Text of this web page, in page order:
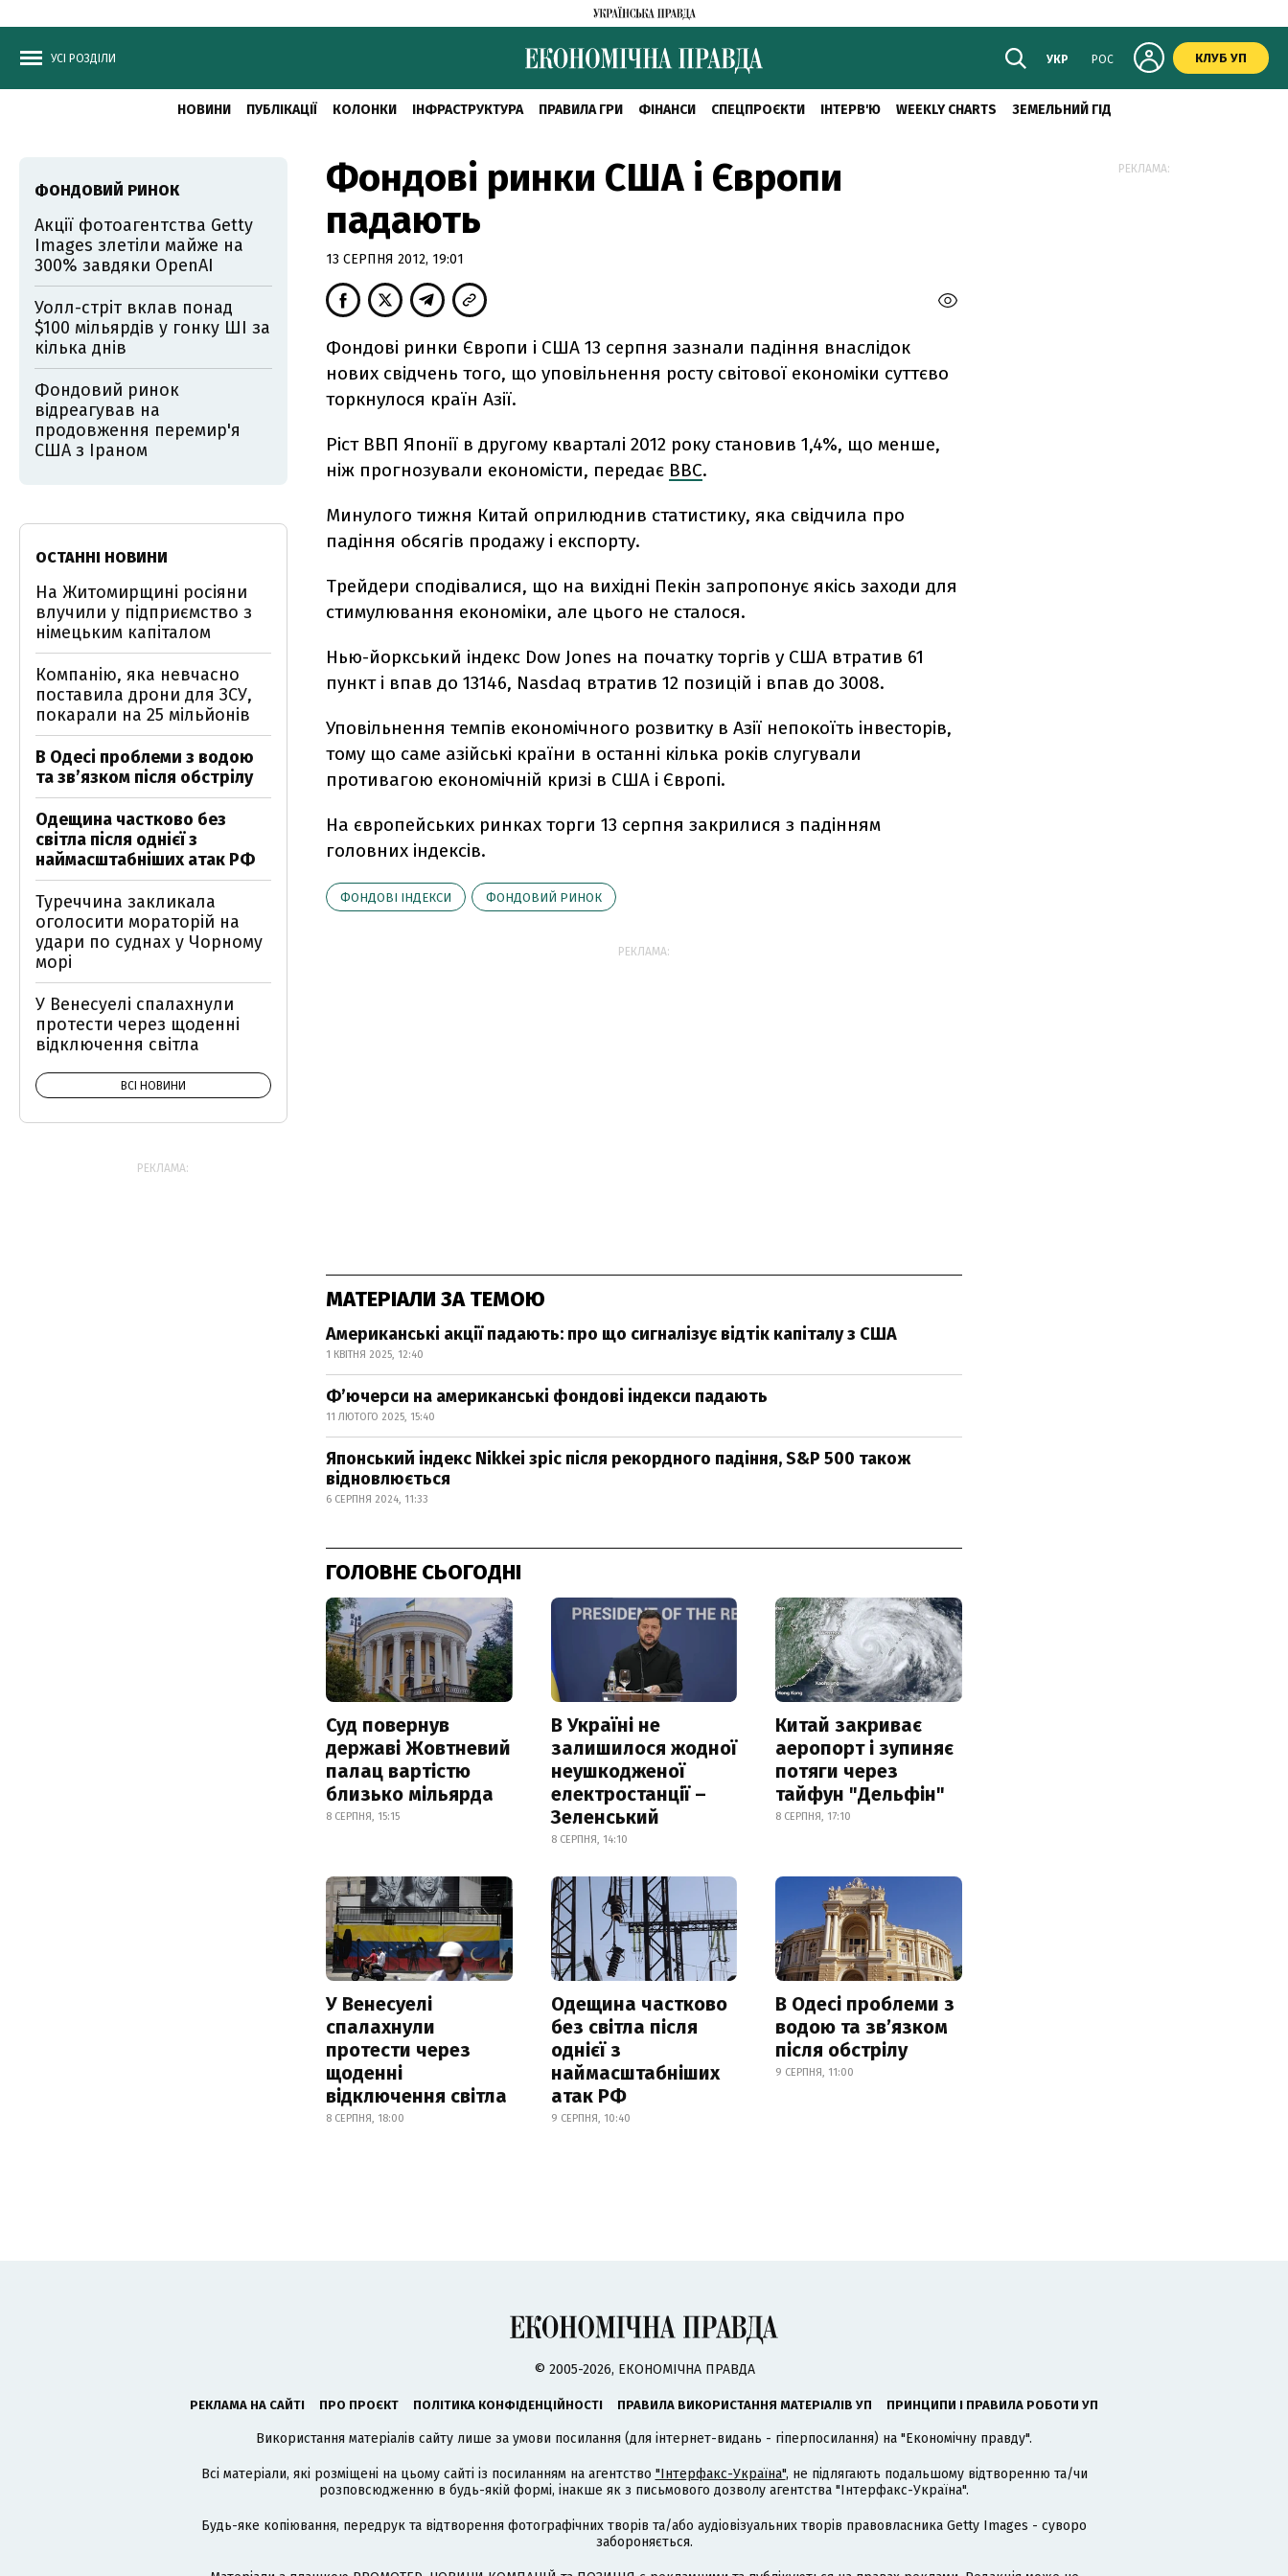
УСІ РОЗДІЛИ УКР РОС КЛУБ УП
НОВИНИ ПУБЛІКАЦІЇ КОЛОНКИ ІНФРАСТРУКТУРА ПРАВИЛА ГРИ ФІНАНСИ СПЕЦПРОЄКТИ ІНТЕРВ'Ю WEEKLY CHARTS ЗЕМЕЛЬНИЙ ГІД
Фондові ринки США і Європи
падають
13 СЕРПНЯ 2012, 19:01
Фондові ринки Європи і США 13 серпня зазнали падіння внаслідок
нових свідчень того, що уповільнення росту світової економіки суттєво
торкнулося країн Азії.
Ріст ВВП Японії в другому кварталі 2012 року становив 1,4%, що менше,
ніж прогнозували економісти, передає ВВС.
Минулого тижня Китай оприлюднив статистику, яка свідчила про
падіння обсягів продажу і експорту.
Трейдери сподівалися, що на вихідні Пекін запропонує якісь заходи для
стимулювання економіки, але цього не сталося.
Нью-йоркський індекс Dow Jones на початку торгів у США втратив 61
пункт і впав до 13146, Nasdaq втратив 12 позицій і впав до 3008.
Уповільнення темпів економічного розвитку в Азії непокоїть інвесторів,
тому що саме азійські країни в останні кілька років слугували
противагою економічній кризі в США і Європі.
На європейських ринках торги 13 серпня закрилися з падінням
головних індексів.
ФОНДОВІ ІНДЕКСИ ФОНДОВИЙ РИНОК
РЕКЛАМА:
МАТЕРІАЛИ ЗА ТЕМОЮ
Американські акції падають: про що сигналізує відтік капіталу з США
1 КВІТНЯ 2025, 12:40
Фʼючерси на американські фондові індекси падають
11 ЛЮТОГО 2025, 15:40
Японський індекс Nikkei зріс після рекордного падіння, S&P 500 також
відновлюється
6 СЕРПНЯ 2024, 11:33
ГОЛОВНЕ СЬОГОДНІ
Суд повернув
державі Жовтневий
палац вартістю
близько мільярда
8 СЕРПНЯ, 15:15
В Україні не
залишилося жодної
неушкодженої
електростанції –
Зеленський
8 СЕРПНЯ, 14:10
Китай закриває
аеропорт і зупиняє
потяги через
тайфун "Дельфін"
8 СЕРПНЯ, 17:10
У Венесуелі
спалахнули
протести через
щоденні
відключення світла
8 СЕРПНЯ, 18:00
Одещина частково
без світла після
однієї з
наймасштабніших
атак РФ
9 СЕРПНЯ, 10:40
В Одесі проблеми з
водою та звʼязком
після обстрілу
9 СЕРПНЯ, 11:00
ФОНДОВИЙ РИНОК
Акції фотоагентства Getty
Images злетіли майже на
300% завдяки OpenAI
Уолл-стріт вклав понад
$100 мільярдів у гонку ШІ за
кілька днів
Фондовий ринок
відреагував на
продовження перемир'я
США з Іраном
ОСТАННІ НОВИНИ
На Житомирщині росіяни
влучили у підприємство з
німецьким капіталом
Компанію, яка невчасно
поставила дрони для ЗСУ,
покарали на 25 мільйонів
В Одесі проблеми з водою
та звʼязком після обстрілу
Одещина частково без
світла після однієї з
наймасштабніших атак РФ
Туреччина закликала
оголосити мораторій на
удари по суднах у Чорному
морі
У Венесуелі спалахнули
протести через щоденні
відключення світла
ВСІ НОВИНИ
РЕКЛАМА:
РЕКЛАМА:
© 2005-2026, ЕКОНОМІЧНА ПРАВДА
РЕКЛАМА НА САЙТІ ПРО ПРОЄКТ ПОЛІТИКА КОНФІДЕНЦІЙНОСТІ ПРАВИЛА ВИКОРИСТАННЯ МАТЕРІАЛІВ УП ПРИНЦИПИ І ПРАВИЛА РОБОТИ УП
Використання матеріалів сайту лише за умови посилання (для інтернет-видань - гіперпосилання) на "Економічну правду".
Всі матеріали, які розміщені на цьому сайті із посиланням на агентство "Інтерфакс-Україна", не підлягають подальшому відтворенню та/чи
розповсюдженню в будь-якій формі, інакше як з письмового дозволу агентства "Інтерфакс-Україна".
Будь-яке копіювання, передрук та відтворення фотографічних творів та/або аудіовізуальних творів правовласника Getty Images - суворо
забороняється.